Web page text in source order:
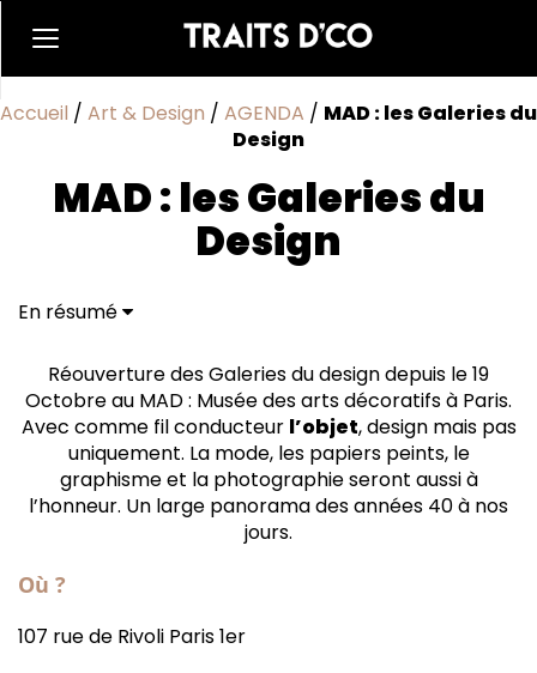
Accueil / Art & Design / AGENDA / MAD : les Galeries du
Design
MAD : les Galeries du
Design
En résumé
Réouverture des Galeries du design depuis le 19
Octobre au MAD : Musée des arts décoratifs à Paris.
Avec comme fil conducteur l’objet, design mais pas
uniquement. La mode, les papiers peints, le
graphisme et la photographie seront aussi à
l’honneur. Un large panorama des années 40 à nos
jours.
Où ?
107 rue de Rivoli Paris 1er